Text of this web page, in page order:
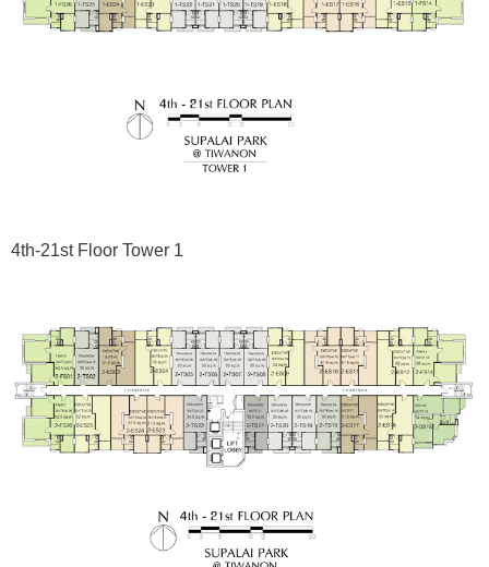
4th-21st Floor Tower 1